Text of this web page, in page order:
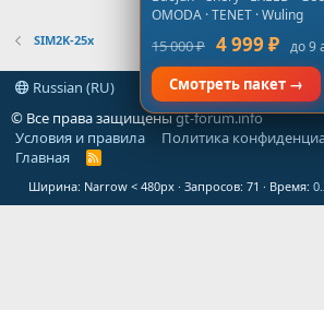
SIM2K-25x
Russian (RU)
© Все права защищеныgt-forum.info
Условия и правила
Политика
Главная
R
S
Ширина Запросов 71 Время
OMODA · TENET · Wuling
15 000 ₽ 4 999 ₽ до 9
Смотреть пакет →